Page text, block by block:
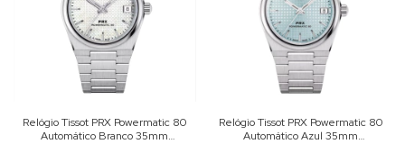
Relógio Tissot PRX Powermatic 80
Automático Branco 35mm
Relógio Tissot PRX Powermatic 80
Automático Azul 35mm